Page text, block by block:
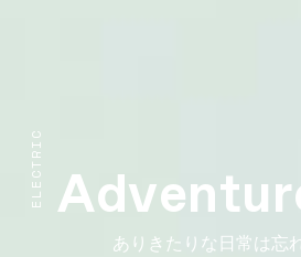
ELECTRIC
ありきたりな日常は忘